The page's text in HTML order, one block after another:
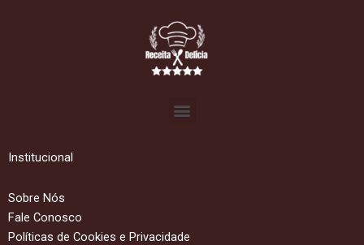
Menu
Institucional
Sobre Nós
Fale Conosco
Políticas de Cookies e Privacidade